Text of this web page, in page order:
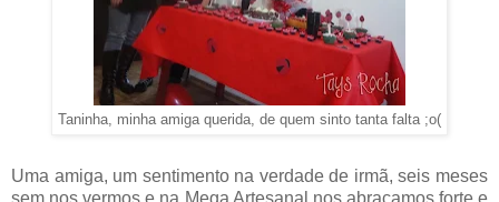
Taninha, minha amiga querida, de quem sinto tanta falta ;o(
Uma amiga, um sentimento na verdade de irmã, seis meses